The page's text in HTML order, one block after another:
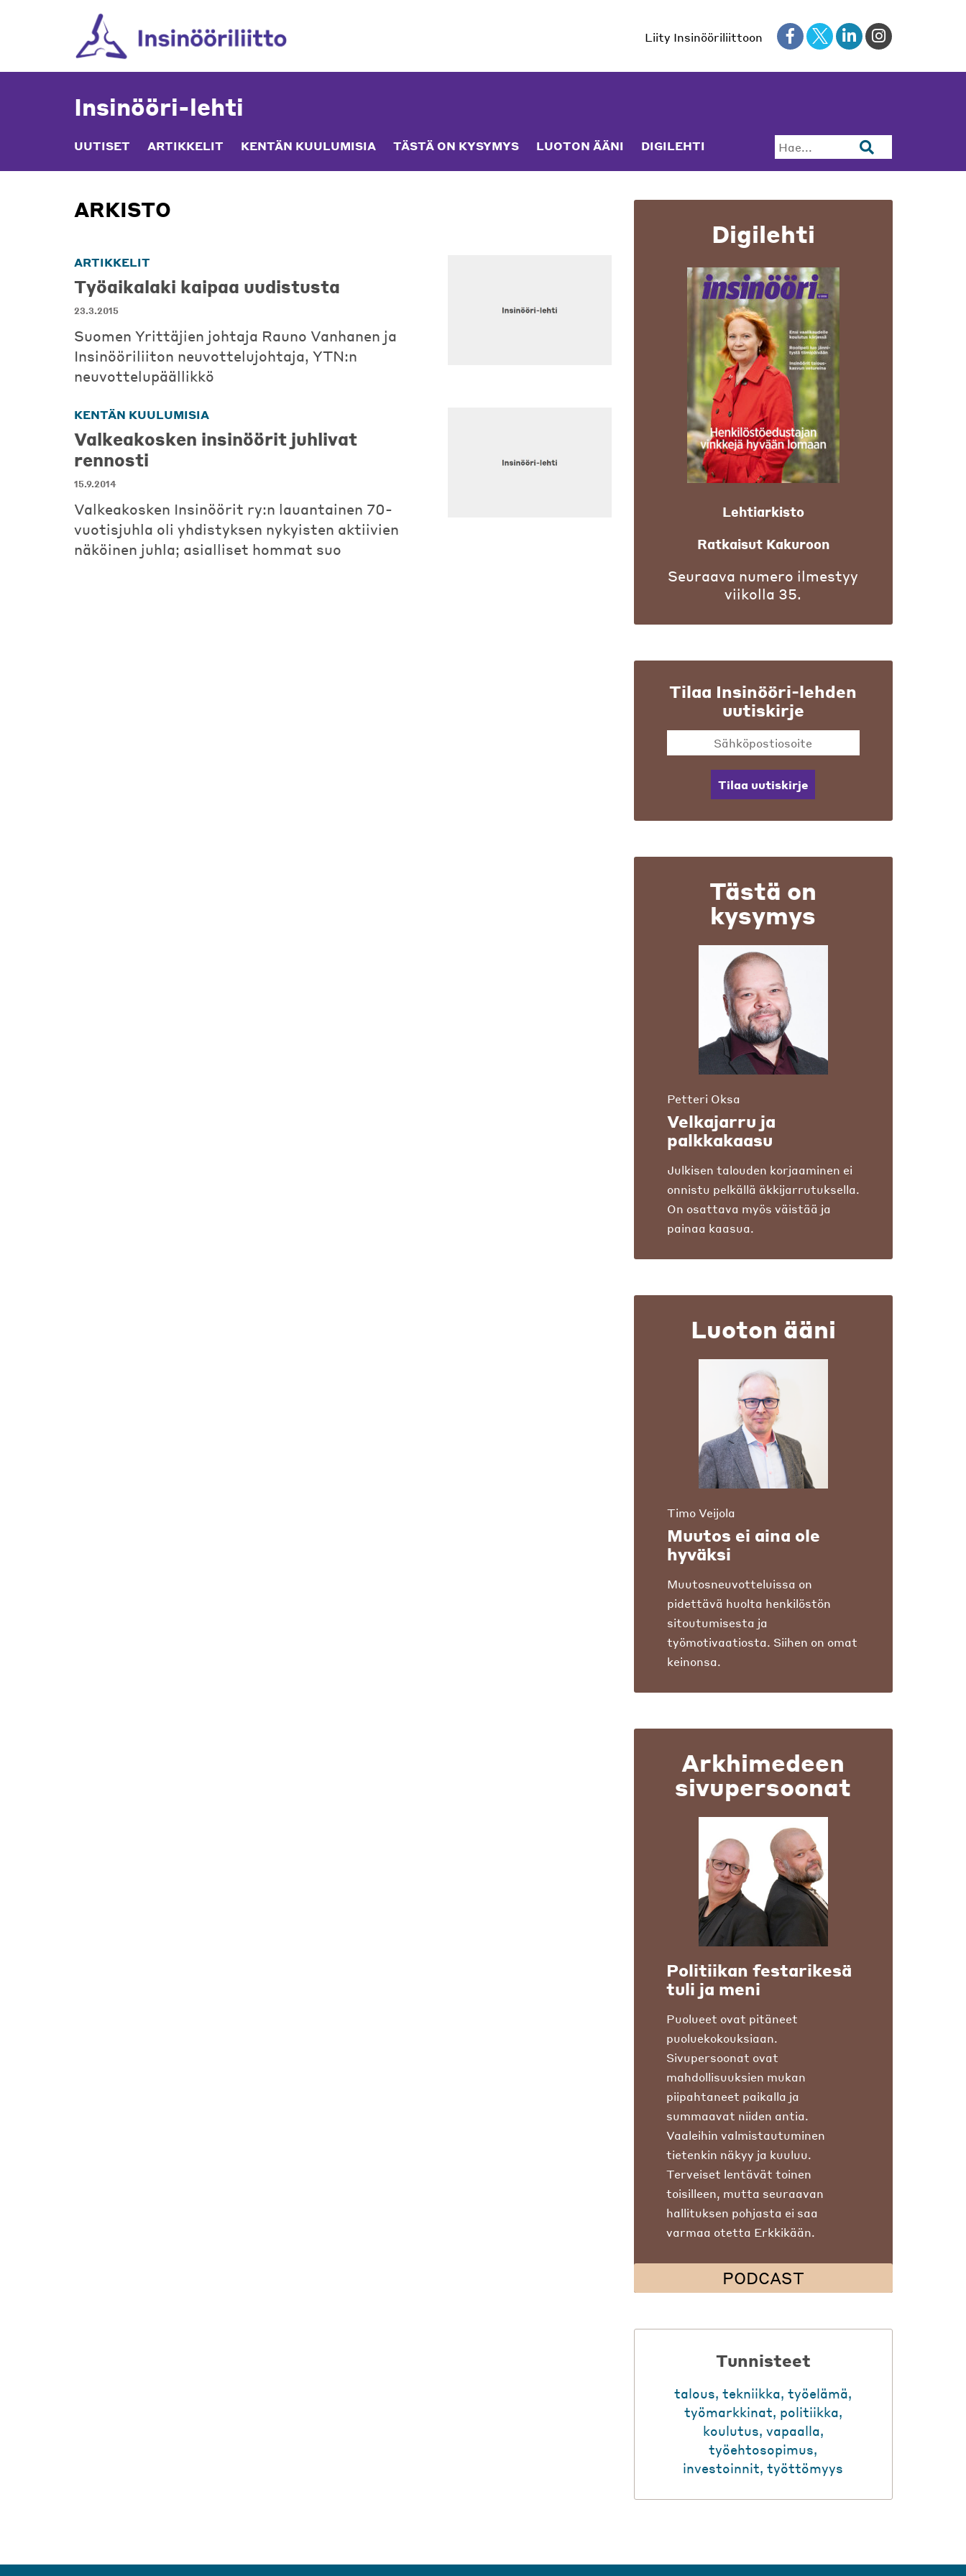
Liity Insinööriliittoon
Insinööri-lehti
UUTISET ARTIKKELIT KENTÄN KUULUMISIA TÄSTÄ ON KYSYMYS LUOTON ÄÄNI DIGILEHTI Hae...
ARKISTO
ARTIKKELIT
Työaikalaki kaipaa uudistusta
23.3.2015
Suomen Yrittäjien johtaja Rauno Vanhanen ja
Insinööriliiton neuvottelujohtaja, YTN:n
neuvottelupäällikkö
KENTÄN KUULUMISIA
Valkeakosken insinöörit juhlivat
rennosti
15.9.2014
Valkeakosken Insinöörit ry:n lauantainen 70-
vuotisjuhla oli yhdistyksen nykyisten aktiivien
näköinen juhla; asialliset hommat suo
Digilehti
Lehtiarkisto
Ratkaisut Kakuroon
Seuraava numero ilmestyy
viikolla 35.
Tilaa Insinööri-lehden
uutiskirje
Tilaa uutiskirje
Tästä on
kysymys
Petteri Oksa
Velkajarru ja
palkkakaasu
Julkisen talouden korjaaminen ei
onnistu pelkällä äkkijarrutuksella.
On osattava myös väistää ja
painaa kaasua.
Luoton ääni
Timo Veijola
Muutos ei aina ole
hyväksi
Muutosneuvotteluissa on
pidettävä huolta henkilöstön
sitoutumisesta ja
työmotivaatiosta. Siihen on omat
keinonsa.
Arkhimedeen
sivupersoonat
Politiikan festarikesä
tuli ja meni
Puolueet ovat pitäneet
puoluekokouksiaan.
Sivupersoonat ovat
mahdollisuuksien mukan
piipahtaneet paikalla ja
summaavat niiden antia.
Vaaleihin valmistautuminen
tietenkin näkyy ja kuuluu.
Terveiset lentävät toinen
toisilleen, mutta seuraavan
hallituksen pohjasta ei saa
varmaa otetta Erkkikään.
PODCAST
Tunnisteet
talous,tekniikka,työelämä,
työmarkkinat, politiikka,
koulutus, vapaalla,
työehtosopimus,
investoinnit,työttömyys